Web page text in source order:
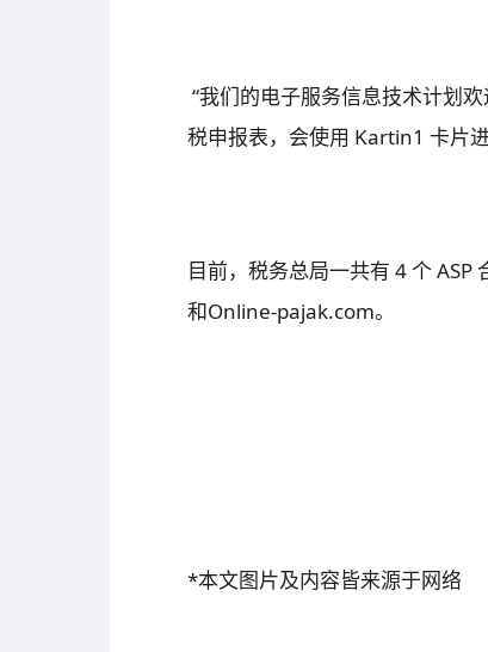
“我们的电子服务信息技术计划
税申报表，会使用 Kartin1 卡片
目前，税务总局一共有 4 个
和Online-pajak.com。
*本文图片及内容皆来源于网络